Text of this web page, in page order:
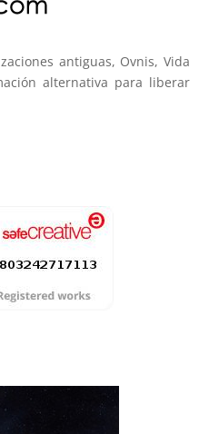
antiguas, Ovnis, Vida
alternativa para liberar